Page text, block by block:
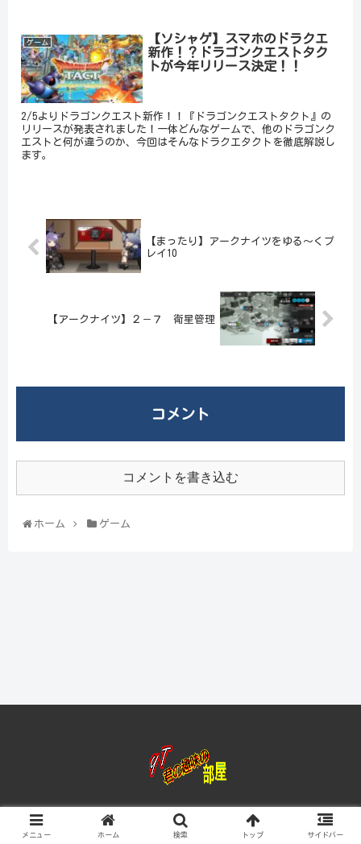
ゲーム
【ソシャゲ】スマホのドラクエ
新作！？ドラゴンクエストタク
トが今年リリース決定！！
2/5よりドラゴンクエスト新作！！『ドラゴンクエストタクト』の
リリースが発表されました！一体どんなゲームで、他のドラゴンク
エストと何が違うのか、今回はそんなドラクエタクトを徹底解説し
ます。
【まったり】アークナイツをゆる～くプ
レイ10
【アークナイツ】２－７ 衛星管理
コメント
コメントを書き込む
ホーム ゲーム
© 2020 yt君の趣味の部屋.
メニュー ホーム 検索 トップ サイドバー